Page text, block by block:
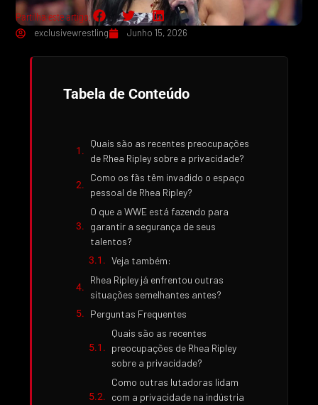
Partilha este artigo:
exclusivewrestling
Junho 15, 2026
Tabela de Conteúdo
Quais são as recentes preocupações
de Rhea Ripley sobre a privacidade?
Como os fãs têm invadido o espaço
pessoal de Rhea Ripley?
O que a WWE está fazendo para
garantir a segurança de seus
talentos?
Veja também:
Rhea Ripley já enfrentou outras
situações semelhantes antes?
Perguntas Frequentes
Quais são as recentes
preocupações de Rhea Ripley
sobre a privacidade?
Como outras lutadoras lidam
com a privacidade na indústria